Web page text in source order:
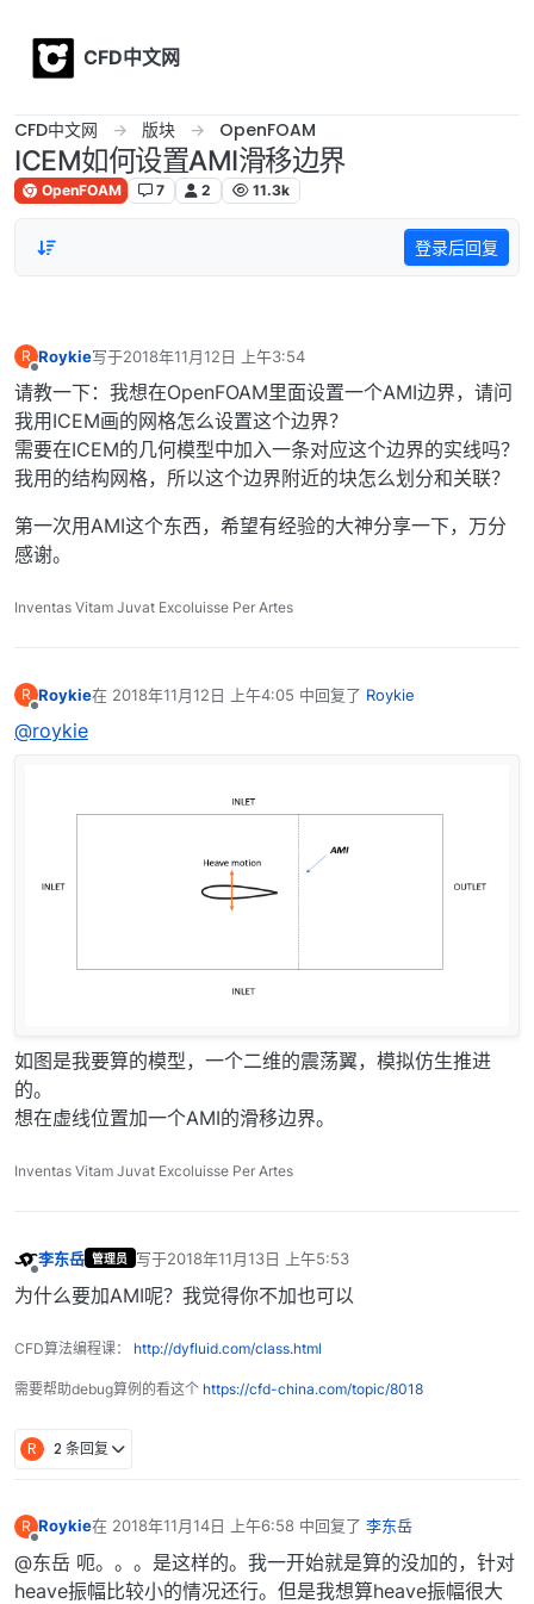
CFD中文网
CFD中文网 版块 OpenFOAM
ICEM如何设置AMI滑移边界
OpenFOAM 7 2 11.3k
登录后回复
R
离线
Roykie写于2018年11月12日 上午3:54
最后由 编辑
请教一下：我想在OpenFOAM里面设置一个AMI边界，请问
我用ICEM画的网格怎么设置这个边界？
需要在ICEM的几何模型中加入一条对应这个边界的实线吗？
我用的结构网格，所以这个边界附近的块怎么划分和关联？
第一次用AMI这个东西，希望有经验的大神分享一下，万分
感谢。
Inventas Vitam Juvat Excoluisse Per Artes
R Roykie在 2018年11月12日 上午4:05 中回复了 Roykie
最后由 编辑
@roykie
如图是我要算的模型，一个二维的震荡翼，模拟仿生推进
的。
想在虚线位置加一个AMI的滑移边界。
Inventas Vitam Juvat Excoluisse Per Artes
李东岳 管理员 写于2018年11月13日 上午5:53
最后由 编辑
为什么要加AMI呢？我觉得你不加也可以
CFD算法编程课： http://dyfluid.com/class.html
需要帮助debug算例的看这个 https://cfd-china.com/topic/8018
R 2 条回复
R
离线
Roykie在 2018年11月14日 上午6:58 中回复了 李东岳
最后由 编辑
@东岳 呃。。。是这样的。我一开始就是算的没加的，针对
heave振幅比较小的情况还行。但是我想算heave振幅很大